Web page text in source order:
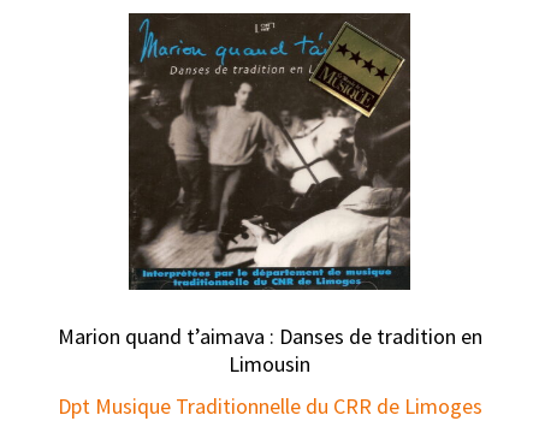
Marion quand t’aimava : Danses de tradition en
Limousin
Dpt Musique Traditionnelle du CRR de Limoges